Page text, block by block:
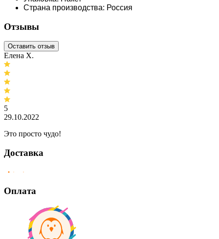
Страна производства: Россия
Отзывы
Оставить отзыв
Елена Х.
5
29.10.2022
Это просто чудо!
Доставка
Оплата